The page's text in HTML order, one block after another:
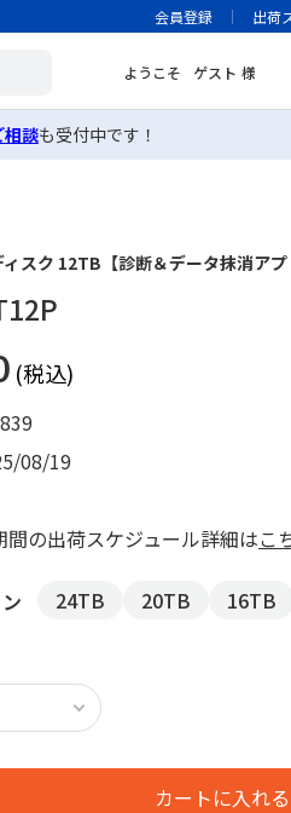
会員登録 出荷
ようこそ ゲスト 様
談も受付中です！
スク 12TB【診断＆データ抹消アプ
08/19
間の出荷スケジュール詳細はこ
24TB 20TB 16TB